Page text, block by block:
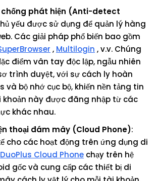
chống phát hiện (Anti-detect
yếu được sử dụng để quản lý hàng
Các giải pháp phổ biến bao gồm
, Multilogin , v.v. Chúng
điểm vân tay độc lập, ngẫu nhiên
trình duyệt, với sự cách ly hoàn
và bộ nhớ cục bộ, khiến nền tảng tin
khoản này được đăng nhập từ các
khác nhau.
thoại đám mây (Cloud Phone):
cho các hoạt động trên ứng dụng di
DuoPlus Cloud Phone chạy trên hệ
gốc và cung cấp các thiết bị di